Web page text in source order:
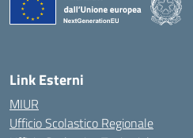
Link Esterni
MIUR
Ufficio Scolastico Regionale